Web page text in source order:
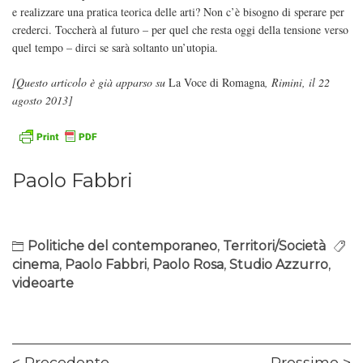
e realizzare una pratica teorica delle arti? Non c’è bisogno di sperare per
crederci. Toccherà al futuro – per quel che resta oggi della tensione verso
quel tempo – dirci se sarà soltanto un’utopia.
[Questo articolo è già apparso su La Voce di Romagna , Rimini, il 22
agosto 2013]
Paolo Fabbri
Politiche del contemporaneo, Territori/Società
cinema, Paolo Fabbri, Paolo Rosa, Studio Azzurro,
videoarte
Navigazione